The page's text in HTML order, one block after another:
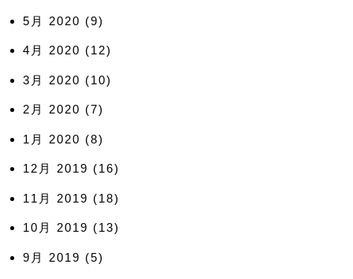
5月 2020 (9)
4月 2020 (12)
3月 2020 (10)
2月 2020 (7)
1月 2020 (8)
12月 2019 (16)
11月 2019 (18)
10月 2019 (13)
9月 2019 (5)